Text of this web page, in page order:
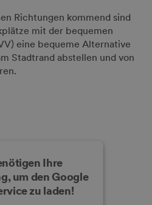
Richtungen kommend sind
mit der bequemen
eine bequeme Alternative
Stadtrand abstellen und von
Ihre
um den Google
zu laden!